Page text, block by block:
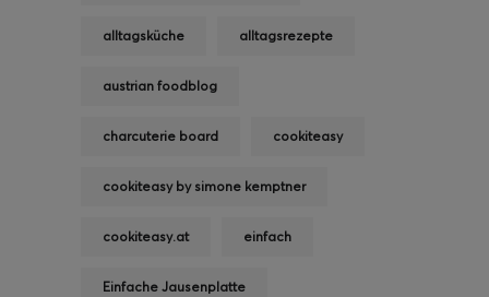
alltagsküche alltagsrezepte
austrian foodblog
charcuterie board cookiteasy
cookiteasy by simone kemptner
cookiteasy.at einfach
Einfache Jausenplatte